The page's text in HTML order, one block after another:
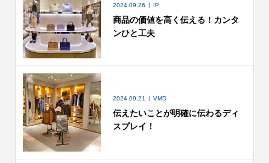
2024.09.26 IP
商品の価値を高く伝える！カンタ
ンひと工夫
2024.09.21 VMD
伝えたいことが明確に伝わるディ
スプレイ！